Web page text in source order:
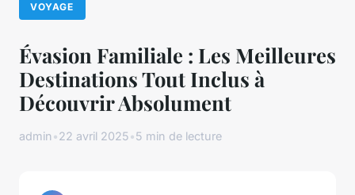
VOYAGE
Évasion Familiale : Les Meilleures
Destinations Tout Inclus à
Découvrir Absolument
admin•22 avril 2025•5 min de lecture